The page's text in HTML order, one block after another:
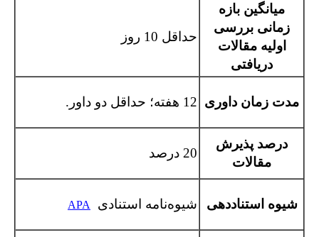
میانگین بازه
زمانی بررسی
اولیه مقالات
دریافتی
حداقل 10 روز
مدت زمان داوری 12 هفته؛ حداقل دو داور.
درصد پذیرش
مقالات
20 درصد
شیوه استناددهی شیوه‌نامه استنادی APA